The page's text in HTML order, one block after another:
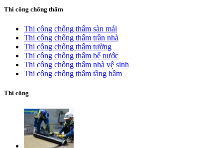
Thi công chống thấm
Thi công chống thấm sàn mái
Thi công chống thấm trần nhà
Thi công chống thấm tường
Thi công chống thấm bể nước
Thi công chống thấm nhà vệ sinh
Thi công chống thấm tầng hầm
Thi công